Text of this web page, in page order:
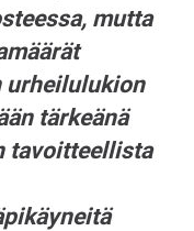
mutta
urheilulukion
tärkeänä
tavoitteellista